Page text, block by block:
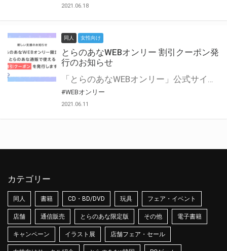
2021.06.18
同人 女性向け
とらのあなWEBオンリー 割引クーポン発
行のお知らせ
「とらのあなWEBオンリー」公式サイトでとらのあな通販の「割引クーポン」を配布中！ イベントごとに開催当日限定で使える割引クーポンのシリアルコードを発行します。 とらのあなWEBオンリーのページをチェックして、イベント当日にお得にお買い物を楽しみましょう♪ ※本キャンペーンは予告なく終了する場合がございます。 とらのあなWEBオンリーサイトはこちら
#WEBオンリー
2021.06.11
カテゴリー
同人 書籍 CD・BD/DVD 玩具 フェア・イベント
店舗 通信販売 とらのあな限定版 その他 電子書籍
キャンペーン イラスト展 店舗フェア・セール